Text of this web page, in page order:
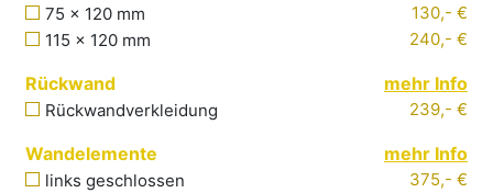
75 x 120 mm 130,- €
115 x 120 mm
240,- €
Rückwand mehr Info
Rückwandverkleidung 239,- €
Wandelemente mehr Info
links geschlossen
375,- €